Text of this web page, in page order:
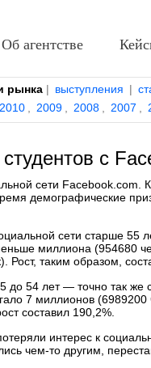
рынка | выступления |
2010 2009 2008 2007
с
сети Facebook.com.
демографические
сети старше 55
миллиона (954680
таким образом,
до 54 лет — точно так же
7 миллионов
составил 190,2%.
интерес к
чем-то другим,
Об агентстве